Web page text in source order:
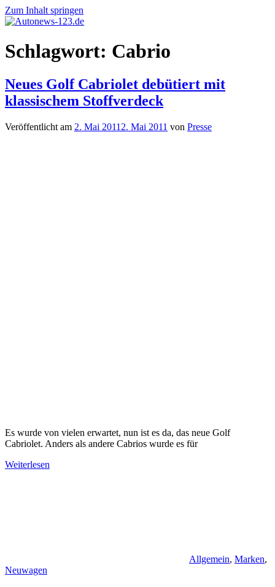
Zum Inhalt springen
Autonews-
123.de
Autonews
mit
Schlagwort: Cabrio
Neues Golf Cabriolet debütiert mit
klassischem Stoffverdeck
Veröffentlicht am 2. Mai 2011 2. Mai 2011 von Presse
Es wurde von vielen erwartet, nun ist es da, das neue Golf
Cabriolet. Anders als andere Cabrios wurde es für
Weiterlesen
Allgemein, Marken,
Neuwagen